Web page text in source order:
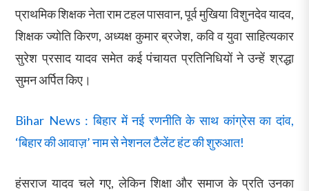
प्राथमिक शिक्षक नेता राम टहल पासवान, पूर्व मुखिया विशुनदेव यादव,
शिक्षक ज्योति किरण, अध्यक्ष कुमार ब्रजेश, कवि व युवा साहित्यकार
सुरेश प्रसाद यादव समेत कई पंचायत प्रतिनिधियों ने उन्हें श्रद्धा
सुमन अर्पित किए।
Bihar News : बिहार में नई रणनीति के साथ कांग्रेस का दांव,
‘बिहार की आवाज़’ नाम से नेशनल टैलेंट हंट की शुरुआत!
हंसराज यादव चले गए, लेकिन शिक्षा और समाज के प्रति उनका